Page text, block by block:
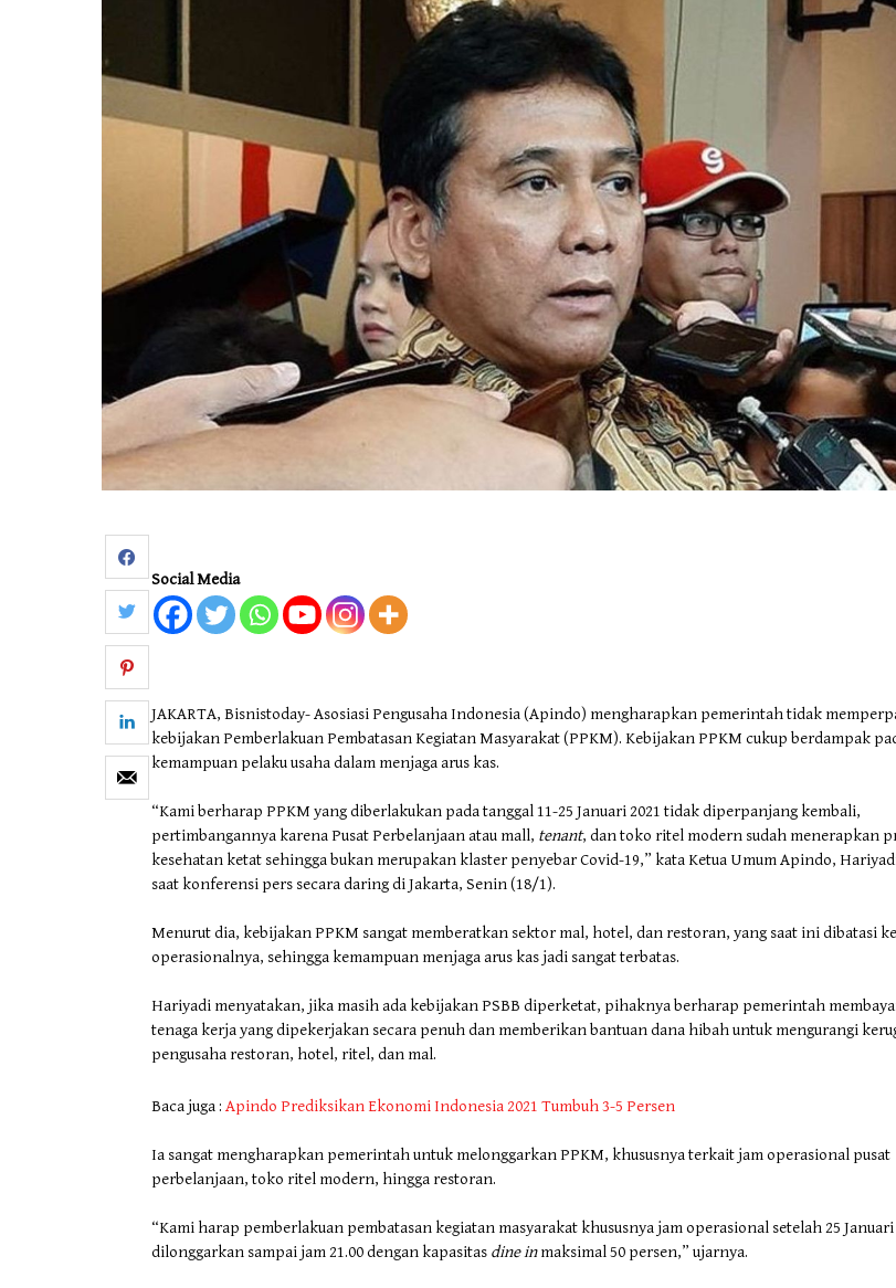
Otomotif & Tekno
Social Media
JAKARTA, Bisnistoday- Asosiasi Pengusaha Indonesia (Apindo) mengharapkan pemerintah tidak
kebijakan Pemberlakuan Pembatasan Kegiatan Masyarakat (PPKM). Kebijakan PPKM cukup berdampak
kemampuan pelaku usaha dalam menjaga arus kas.
“Kami berharap PPKM yang diberlakukan pada tanggal 11-25 Januari 2021 tidak diperpanjang kembali,
pertimbangannya karena Pusat Perbelanjaan atau mall, tenant, dan toko ritel modern sudah menerapkan
kesehatan ketat sehingga bukan merupakan klaster penyebar Covid-19,” kata Ketua Umum Apindo,
saat konferensi pers secara daring di Jakarta, Senin (18/1).
Menurut dia, kebijakan PPKM sangat memberatkan sektor mal, hotel, dan restoran, yang saat ini dibatasi
operasionalnya, sehingga kemampuan menjaga arus kas jadi sangat terbatas.
Hariyadi menyatakan, jika masih ada kebijakan PSBB diperketat, pihaknya berharap pemerintah
tenaga kerja yang dipekerjakan secara penuh dan memberikan bantuan dana hibah untuk mengurangi
pengusaha restoran, hotel, ritel, dan mal.
Baca juga : Apindo Prediksikan Ekonomi Indonesia 2021 Tumbuh 3-5 Persen
Ia sangat mengharapkan pemerintah untuk melonggarkan PPKM, khususnya terkait jam operasional pusat
perbelanjaan, toko ritel modern, hingga restoran.
“Kami harap pemberlakuan pembatasan kegiatan masyarakat khususnya jam operasional setelah 25
dilonggarkan sampai jam 21.00 dengan kapasitas dine inmaksimal 50 persen,” ujarnya.